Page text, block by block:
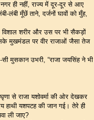
ही नहीं, राज्य में दूर-दूर से आए
लंबी मूँछें ताने, दर्जनों घावों को मुँह,
विशाल शरीर और उस पर भी सैकड़ों
मुखमंडल पर वीर राजाओं जैसा तेज
मुसकान उभरी, “राजा जयसिंह ने भी
से राजा यशोवर्मा की ओर देखकर
हाथी यशपटह की जान गई। तेरे ही
ली जाए?